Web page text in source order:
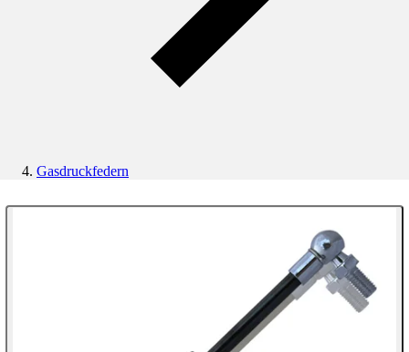
Gasdruckfedern